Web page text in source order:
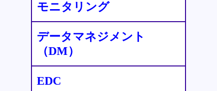
モニタリング
データマネジメント
（DM）
EDC